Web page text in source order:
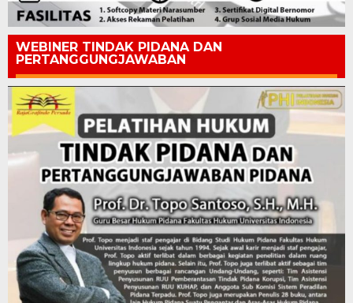
WEBINER TINDAK PIDANA DAN
PERTANGGUNGJAWABAN